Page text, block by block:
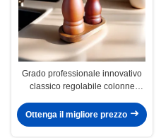
Grado professionale innovativo
classico regolabile colonne
legno tipi adatti casa e ristorante
Ottenga il migliore prezzo